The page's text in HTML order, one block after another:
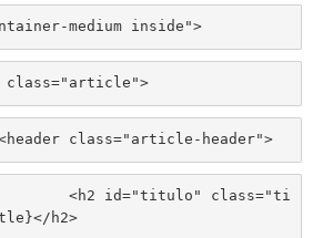
medium inside">
class="article">
<header class="article-header">
h2>